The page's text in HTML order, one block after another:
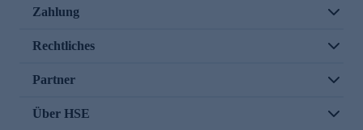
Zahlung
Rechtliches
Partner
Über HSE